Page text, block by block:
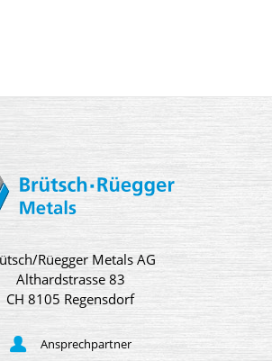
Rüegger Metals AG
Althardstrasse 83
CH 8105 Regensdorf
Ansprechpartner